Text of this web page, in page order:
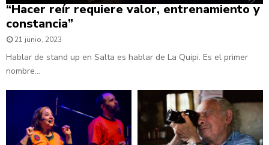
“Hacer reír requiere valor, entrenamiento y
constancia”
21 junio, 2023
Hablar de stand up en Salta es hablar de La Quipi. Es el primer
nombre...